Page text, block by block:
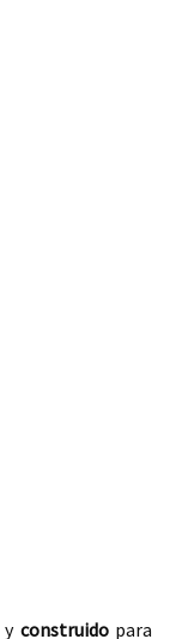
y construidopara